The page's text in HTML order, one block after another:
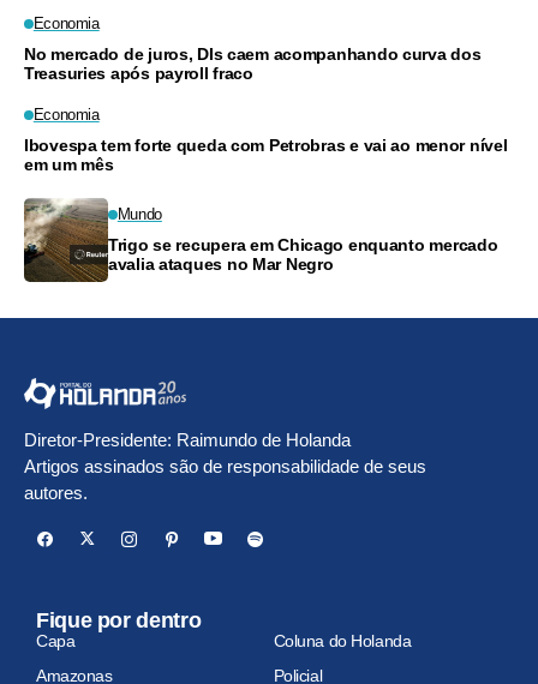
Economia
No mercado de juros, DIs caem acompanhando curva dos
Treasuries após payroll fraco
Economia
Ibovespa tem forte queda com Petrobras e vai ao menor nível
em um mês
Mundo
Trigo se recupera em Chicago enquanto mercado
avalia ataques no Mar Negro
Diretor-Presidente: Raimundo de Holanda
Artigos assinados são de responsabilidade de seus
autores.
Fique por dentro
Capa
Coluna do Holanda
Amazonas
Policial